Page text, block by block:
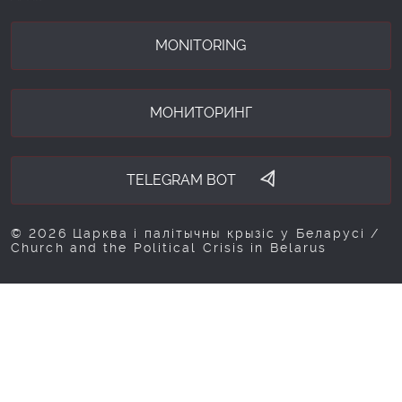
MONITORING
МОНИТОРИНГ
TELEGRAM BOT
© 2026 Царква і палітычны крызіс у Беларусі /
Church and the Political Crisis in Belarus